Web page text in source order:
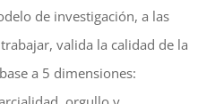
de investigación, a las
valida la calidad de la
a 5 dimensiones: